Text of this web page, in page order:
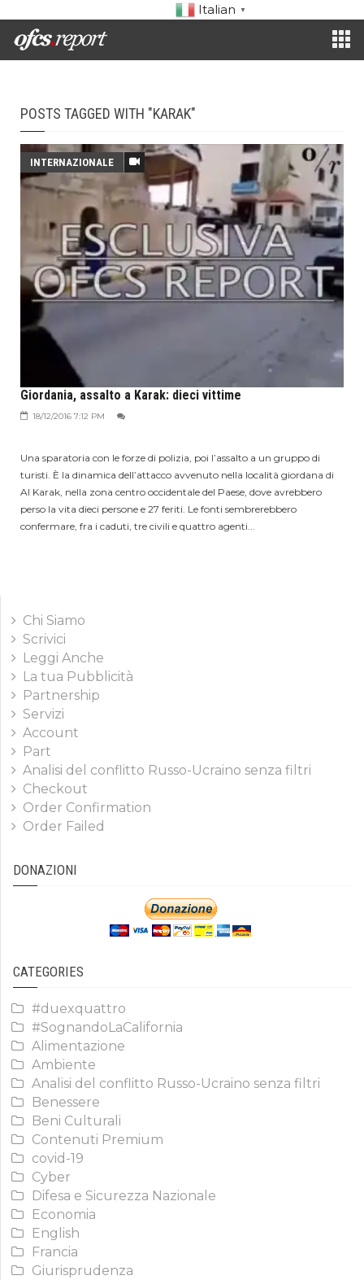
Italian ▼
POSTS TAGGED WITH "KARAK"
INTERNAZIONALE
Giordania, assalto a Karak: dieci vittime
18/12/2016 7:12 PM
Una sparatoria con le forze di polizia, poi l’assalto a un gruppo di
turisti. È la dinamica dell’attacco avvenuto nella località giordana di
Al Karak, nella zona centro occidentale del Paese, dove avrebbero
perso la vita dieci persone e 27 feriti. Le fonti sembrerebbero
confermare, fra i caduti, tre civili e quattro agenti...
Chi Siamo
Scrivici
Leggi Anche
La tua Pubblicità
Partnership
Servizi
Account
Part
Analisi del conflitto Russo-Ucraino senza filtri
Checkout
Order Confirmation
Order Failed
DONAZIONI
CATEGORIES
#duexquattro
#SognandoLaCalifornia
Alimentazione
Ambiente
Analisi del conflitto Russo-Ucraino senza filtri
Benessere
Beni Culturali
Contenuti Premium
covid-19
Cyber
Difesa e Sicurezza Nazionale
Economia
English
Francia
Giurisprudenza